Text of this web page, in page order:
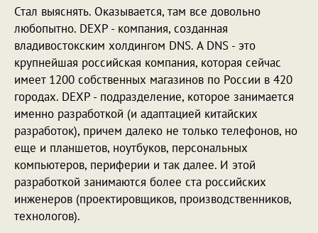
Стал выяснять. Оказывается, там все довольно
любопытно. DEXP - компания, созданная
владивостокским холдингом DNS. А DNS - это
крупнейшая российская компания, которая сейчас
имеет 1200 собственных магазинов по России в 420
городах. DEXP - подразделение, которое занимается
именно разработкой (и адаптацией китайских
разработок), причем далеко не только телефонов, но
еще и планшетов, ноутбуков, персональных
компьютеров, периферии и так далее. И этой
разработкой занимаются более ста российских
инженеров (проектировщиков, производственников,
технологов).